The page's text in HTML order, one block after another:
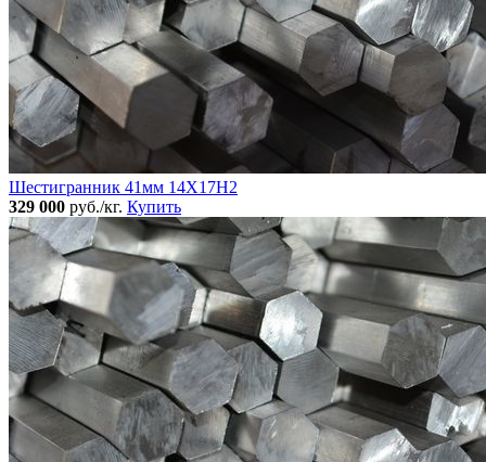
Шестигранник 41мм 14Х17Н2
329 000 руб./кг. Купить